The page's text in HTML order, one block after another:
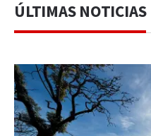
ÚLTIMAS NOTICIAS